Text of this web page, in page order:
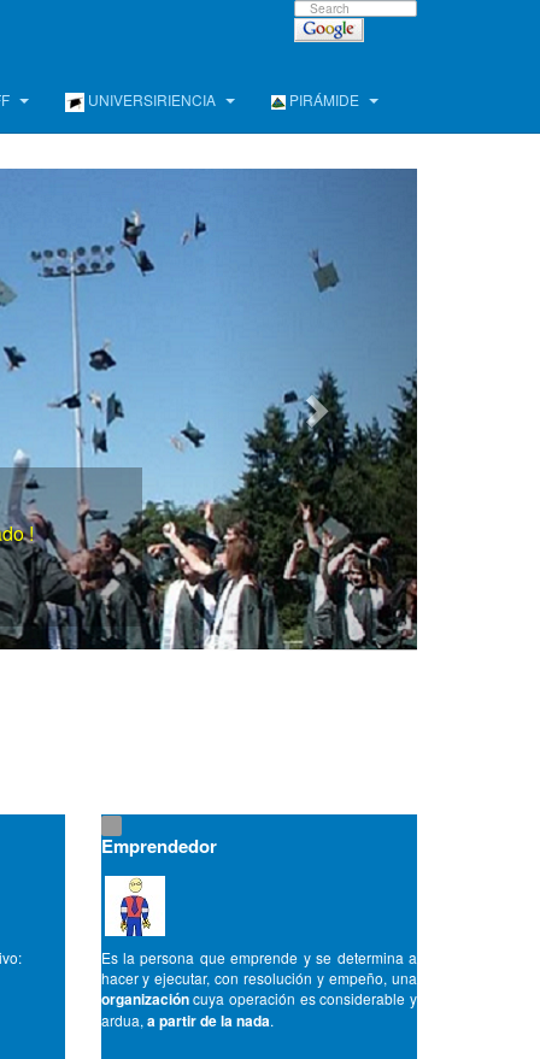
UNIVERSIRIENCIA PIRÁMIDE
Emprendedor
Es la persona que emprende y se determina a
hacer y ejecutar, con resolución y empeño, una
organizacióncuya operación es considerable y
ardua, a partir de la nada.